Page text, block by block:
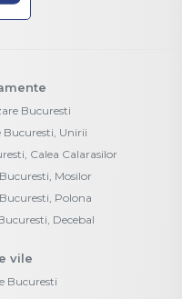
Bucuresti
Unirii
Calea Calarasilor
Mosilor
Polona
Decebal
vile
Bucuresti